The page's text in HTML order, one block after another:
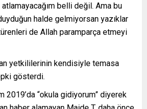
atlamayacağım belli değil. Ama bu
halde gelmiyorsan yazıklar
de Allah paramparça etmeyi
yetkililerinin kendisiyle temasa
gösterdi.
2019’da “okula gidiyorum” diyerek